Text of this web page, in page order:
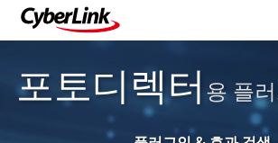
포토디렉터 용 플